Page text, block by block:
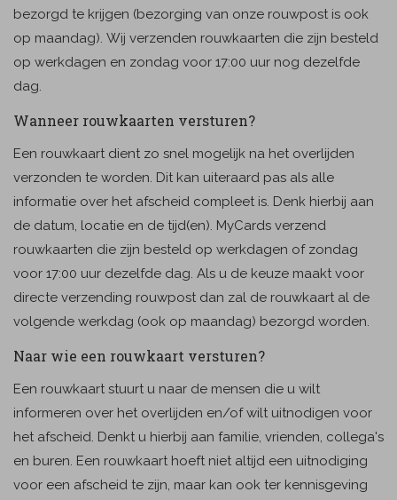
bezorgd te krijgen (bezorging van onze rouwpost is ook
op maandag). Wij verzenden rouwkaarten die zijn besteld
op werkdagen en zondag voor 17:00 uur nog dezelfde
dag.
Wanneer rouwkaarten versturen?
Een rouwkaart dient zo snel mogelijk na het overlijden
verzonden te worden. Dit kan uiteraard pas als alle
informatie over het afscheid compleet is. Denk hierbij aan
de datum, locatie en de tijd(en). MyCards verzend
rouwkaarten die zijn besteld op werkdagen of zondag
voor 17:00 uur dezelfde dag. Als u de keuze maakt voor
directe verzending rouwpost dan zal de rouwkaart al de
volgende werkdag (ook op maandag) bezorgd worden.
Naar wie een rouwkaart versturen?
Een rouwkaart stuurt u naar de mensen die u wilt
informeren over het overlijden en/of wilt uitnodigen voor
het afscheid. Denkt u hierbij aan familie, vrienden, collega's
en buren. Een rouwkaart hoeft niet altijd een uitnodiging
voor een afscheid te zijn, maar kan ook ter kennisgeving